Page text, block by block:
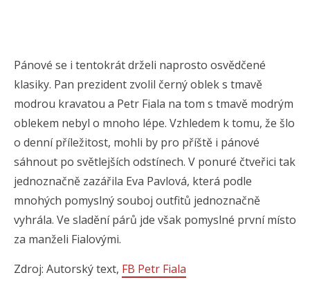
Pánové se i tentokrát drželi naprosto osvědčené
klasiky. Pan prezident zvolil černý oblek s tmavě
modrou kravatou a Petr Fiala na tom s tmavě modrým
oblekem nebyl o mnoho lépe. Vzhledem k tomu, že šlo
o denní příležitost, mohli by pro příště i pánové
sáhnout po světlejších odstínech. V ponuré čtveřici tak
jednoznačně zazářila Eva Pavlová, která podle
mnohých pomyslný souboj outfitů jednoznačně
vyhrála. Ve sladění párů jde však pomyslné první místo
za manželi Fialovými.
Zdroj: Autorský text, FB Petr Fiala